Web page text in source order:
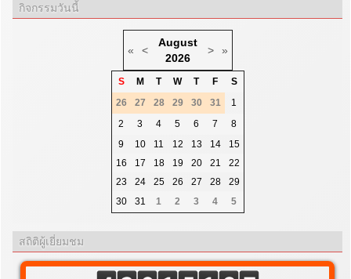
กิจกรรมวันนี้
« <
August
2026
> »
S M T W T F
S
26
27 28 29 30 31
1
2
3 4 5 6 7
8
9
10 11 12 13 14
15
16
17 18 19 20 21
22
23
24 25 26 27 28
29
30
31 1 2 3 4 5
สถิติผู้เยี่ยมชม